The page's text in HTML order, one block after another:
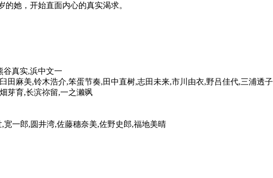
她，开始直面内心的真实渴求。
谷真实,浜中文一
田麻美,铃木浩介,笨蛋节奏,田中直树,志田未来,市川由衣,野吕佳代,三浦透子
芽育,长滨祢留,一之濑飒
一郎,圆井湾,佐藤穗奈美,佐野史郎,福地美晴